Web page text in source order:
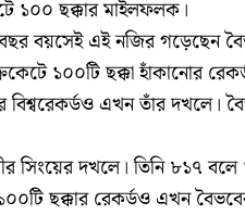
১০০ ছক্কার মাইলফলক।
বয়সেই এই নজির গড়েছেন
১০০টি ছক্কা হাঁকানোর
এখন তাঁর দখলে।
দখলে। তিনি ৮১৭ বলে
ছক্কার রেকর্ডও এখন